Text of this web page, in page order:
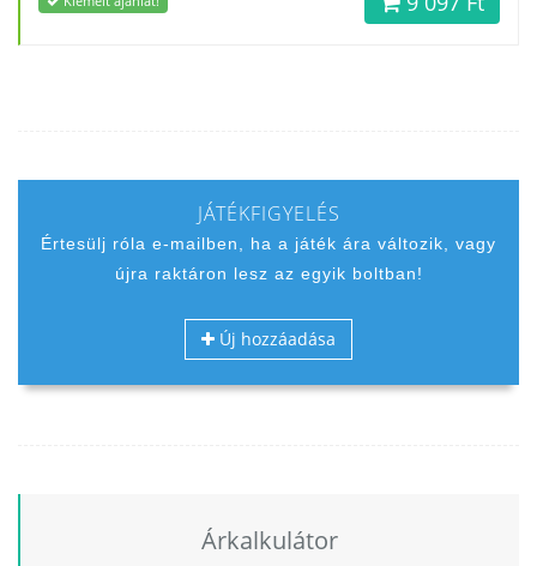
JÁTÉKFIGYELÉS
Értesülj róla e-mailben, ha a játék ára változik, vagy
újra raktáron lesz az egyik boltban!
Új hozzáadása
Árkalkulátor